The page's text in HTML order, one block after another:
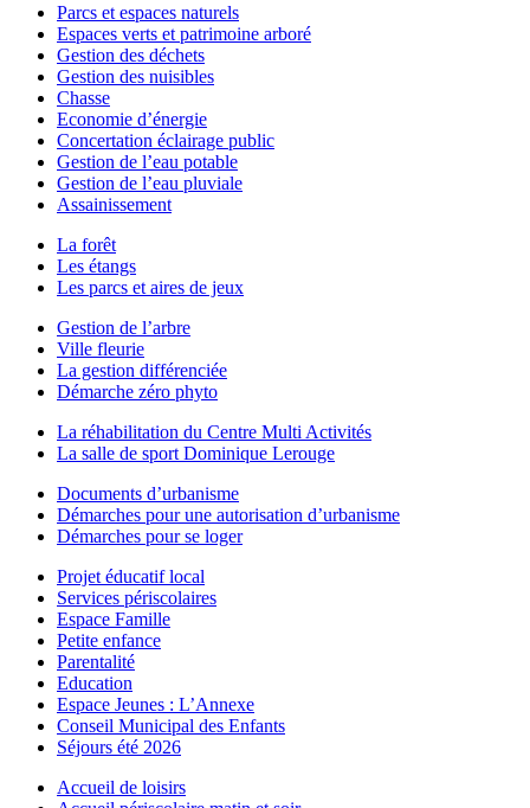
Parcs et espaces naturels
Espaces verts et patrimoine arboré
Gestion des déchets
Gestion des nuisibles
Chasse
Economie d’énergie
Concertation éclairage public
Gestion de l’eau potable
Gestion de l’eau pluviale
Assainissement
La forêt
Les étangs
Les parcs et aires de jeux
Gestion de l’arbre
Ville fleurie
La gestion différenciée
Démarche zéro phyto
La réhabilitation du Centre Multi Activités
La salle de sport Dominique Lerouge
Documents d’urbanisme
Démarches pour une autorisation d’urbanisme
Démarches pour se loger
Projet éducatif local
Services périscolaires
Espace Famille
Petite enfance
Parentalité
Education
Espace Jeunes : L’Annexe
Conseil Municipal des Enfants
Séjours été 2026
Accueil de loisirs